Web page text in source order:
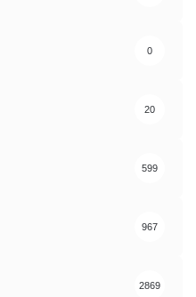
0
20
599
967
2869